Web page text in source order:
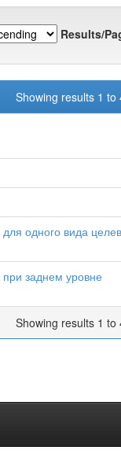
Results/
Showing results 1 to
одного вида
заднем уровне
Showing results 1 to